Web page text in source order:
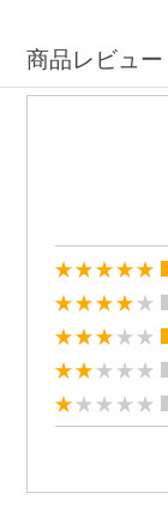
商品レビュー